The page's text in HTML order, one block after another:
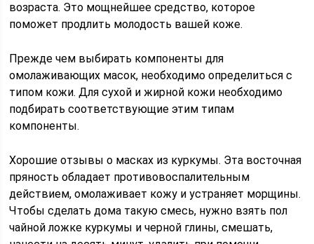
возраста. Это мощнейшее средство, которое
поможет продлить молодость вашей коже.
Прежде чем выбирать компоненты для
омолаживающих масок, необходимо определиться с
типом кожи. Для сухой и жирной кожи необходимо
подбирать соответствующие этим типам
компоненты.
Хорошие отзывы о масках из куркумы. Эта восточная
пряность обладает противовоспалительным
действием, омолаживает кожу и устраняет морщины.
Чтобы сделать дома такую смесь, нужно взять пол
чайной ложке куркумы и черной глины, смешать,